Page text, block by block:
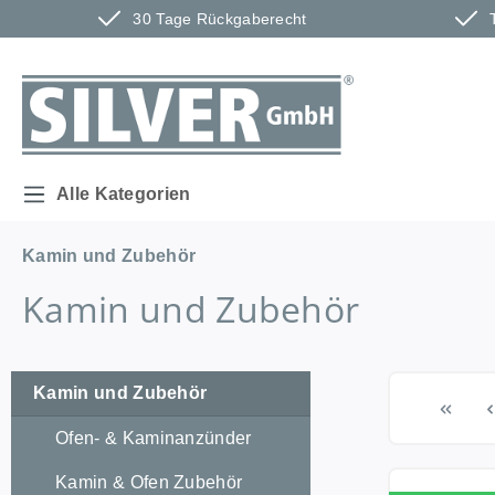
30 Tage Rückgaberecht
Hauptinhalt springen
Zur Suche springen
Zur Hauptnavigation springen
Alle Kategorien
Kamin und Zubehör
Kamin und Zubehör
Kamin und Zubehör
Ofen- & Kaminanzünder
Kamin & Ofen Zubehör